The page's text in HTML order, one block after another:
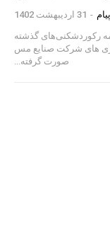
- 31 اردیبهشت 1402
رکوردشکنی‌های گذشته
های شرکت صنایع مس
صورت گرفته...